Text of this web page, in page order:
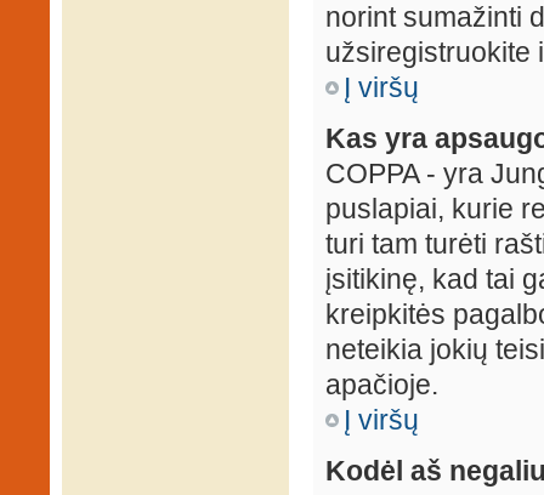
norint sumažinti
užsiregistruokite
Į viršų
Kas yra
COPPA - yra
puslapiai, kurie
turi tam turėti
įsitikinę, kad tai
kreipkitės
neteikia jokių
apačioje.
Į viršų
Kodėl aš